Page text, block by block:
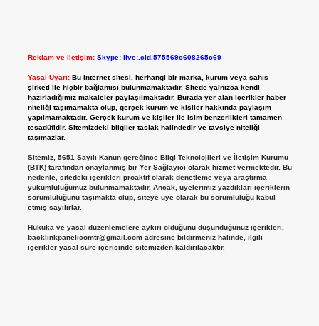
Reklam ve İletişim: Skype: live:.cid.575569c608265c69
Yasal Uyarı: Bu internet sitesi, herhangi bir marka, kurum veya şahıs
şirketi ile hiçbir bağlantısı bulunmamaktadır. Sitede yalnızca kendi
hazırladığımız makaleler paylaşılmaktadır. Burada yer alan içerikler haber
niteliği taşımamakta olup, gerçek kurum ve kişiler hakkında paylaşım
yapılmamaktadır. Gerçek kurum ve kişiler ile isim benzerlikleri tamamen
tesadüfidir. Sitemizdeki bilgiler taslak halindedir ve tavsiye niteliği
taşımazlar.
Sitemiz, 5651 Sayılı Kanun gereğince Bilgi Teknolojileri ve İletişim Kurumu
(BTK) tarafından onaylanmış bir Yer Sağlayıcı olarak hizmet vermektedir. Bu
nedenle, sitedeki içerikleri proaktif olarak denetleme veya araştırma
yükümlülüğümüz bulunmamaktadır. Ancak, üyelerimiz yazdıkları içeriklerin
sorumluluğunu taşımakta olup, siteye üye olarak bu sorumluluğu kabul
etmiş sayılırlar.
Hukuka ve yasal düzenlemelere aykırı olduğunu düşündüğünüz içerikleri,
backlinkpanelicomtr@gmail.comadresine bildirmeniz halinde, ilgili
içerikler yasal süre içerisinde sitemizden kaldırılacaktır.